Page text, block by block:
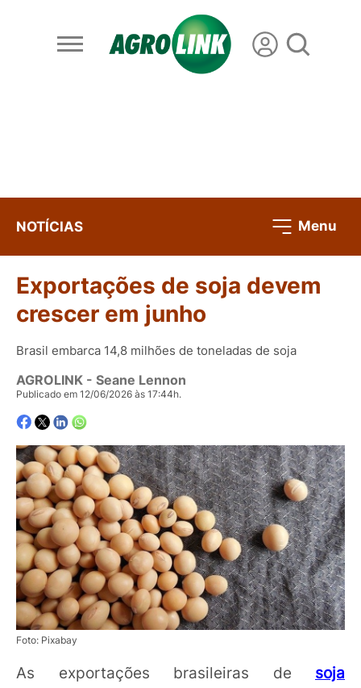
NOTÍCIAS Menu
Exportações de soja devem
crescer em junho
Brasil embarca 14,8 milhões de toneladas de soja
AGROLINK - Seane Lennon
Publicado em 12/06/2026 às 17:44h.
Foto: Pixabay
As exportações brasileiras de soja